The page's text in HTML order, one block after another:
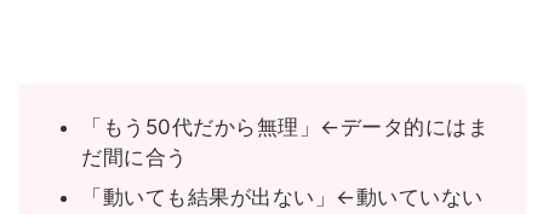
「もう50代だから無理」←データ的にはま
だ間に合う
「動いても結果が出ない」←動いていない